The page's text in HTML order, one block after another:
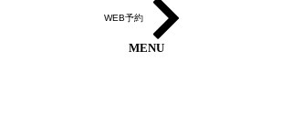
WEB予約
MENU